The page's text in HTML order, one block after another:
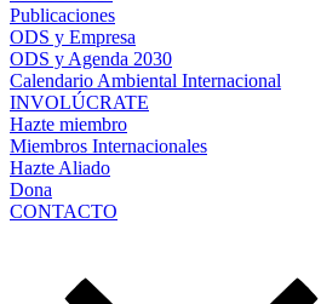
Publicaciones
ODS y Empresa
ODS y Agenda 2030
Calendario Ambiental Internacional
INVOLÚCRATE
Hazte miembro
Miembros Internacionales
Hazte Aliado
Dona
CONTACTO